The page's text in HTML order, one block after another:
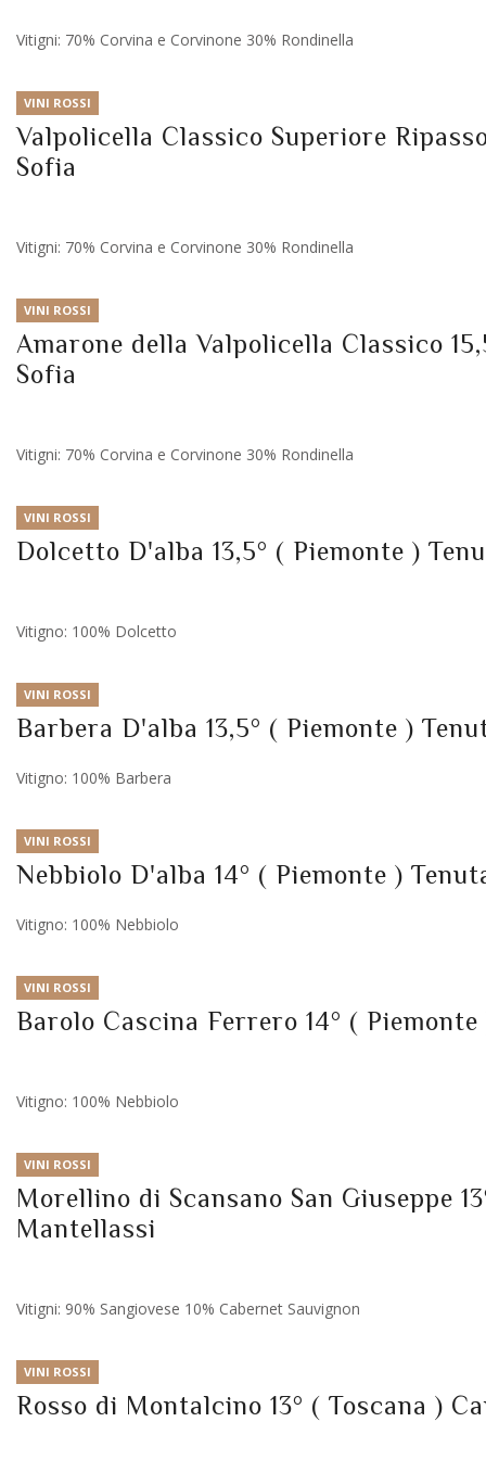
Vitigni: 70% Corvina e Corvinone 30% Rondinella
VINI ROSSI
Valpolicella Classico Superiore
Sofia
Vitigni: 70% Corvina e Corvinone 30% Rondinella
VINI ROSSI
Amarone della Valpolicella Classico
Sofia
Vitigni: 70% Corvina e Corvinone 30% Rondinella
VINI ROSSI
Dolcetto D'alba 13,5° ( Piemonte )
Vitigno: 100% Dolcetto
VINI ROSSI
Barbera D'alba 13,5° ( Piemonte )
Vitigno: 100% Barbera
VINI ROSSI
Nebbiolo D'alba 14° ( Piemonte )
Vitigno: 100% Nebbiolo
VINI ROSSI
Barolo Cascina Ferrero 14° (
Vitigno: 100% Nebbiolo
VINI ROSSI
Morellino di Scansano San Giuseppe
Mantellassi
Vitigni: 90% Sangiovese 10% Cabernet Sauvignon
VINI ROSSI
Rosso di Montalcino 13° ( Toscana )